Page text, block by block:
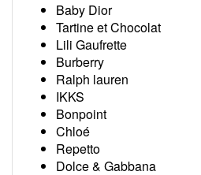
Baby Dior
Tartine et Chocolat
Lili Gaufrette
Burberry
Ralph lauren
IKKS
Bonpoint
Chloé
Repetto
Dolce & Gabbana